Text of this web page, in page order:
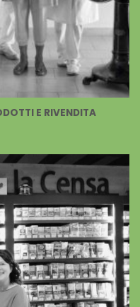
E RIVENDITA